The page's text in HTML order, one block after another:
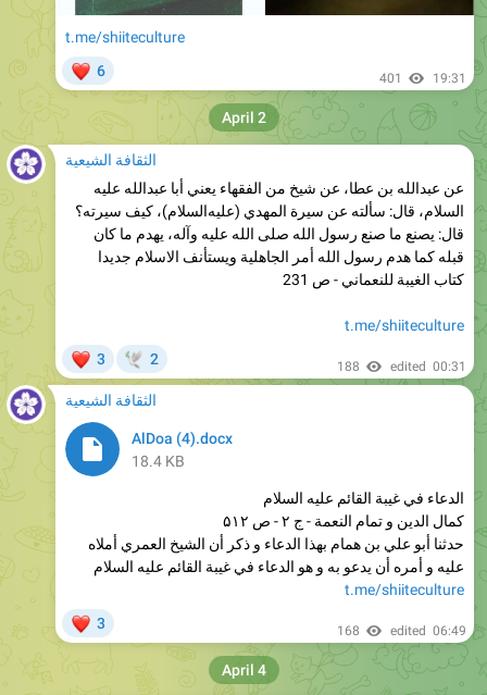
الثقافة الشيعية
عن عبدالله بن عطا، عن شيخ من الفقهاء يعني أبا عبدالله علیه
السلام، قال: سألته عن سيرة المهدي (علیه‌السلام)، كيف سيرته؟
قال: يصنع ما صنع رسول الله صلی الله علیه وآله، يهدم ما كان
قبله كما هدم رسول الله أمر الجاهلية ويستأنف الاسلام جديدا
كتاب الغيبة للنعماني - ص 231
t.me/shiiteculture
188 edited00:31
الثقافة الشيعية
AlDoa (4).docx
حدثنا أبو علي بن همام بهذا الدعاء و ذكر أن الشيخ العمري أملاه
عليه و أمره أن يدعو به و هو الدعاء في غيبة القائم عليه السلام
t.me/shiiteculture
3 168 edited06:49
الثقافة الشيعية